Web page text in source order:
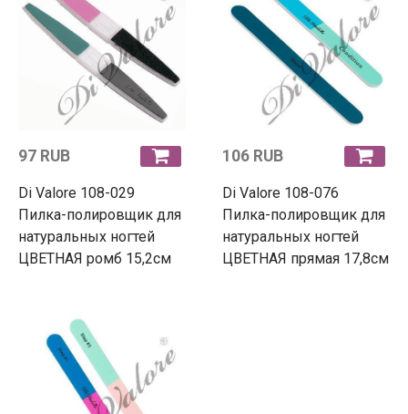
97 RUB
Di Valore 108-029
Пилка-полировщик для
натуральных ногтей
ЦВЕТНАЯ ромб 15,2см
106 RUB
Di Valore 108-076
Пилка-полировщик для
натуральных ногтей
ЦВЕТНАЯ прямая 17,8см